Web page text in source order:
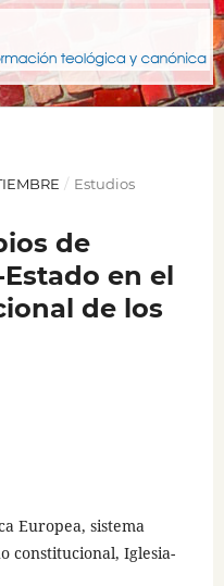
/ Estudios
de
en el
de los
Europea, sistema
constitucional, Iglesia-